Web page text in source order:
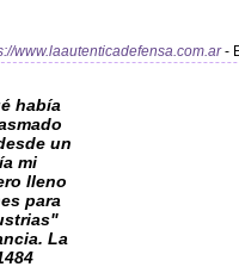
www.laautenticadefensa.com.ar-
había
un
mi
lleno
para
La